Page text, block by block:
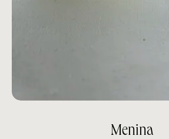
Menina